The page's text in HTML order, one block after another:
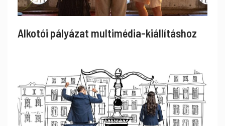
Alkotói pályázat multimédia-kiállításhoz